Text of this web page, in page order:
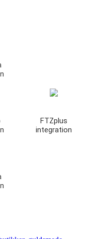
FTZplus
integration